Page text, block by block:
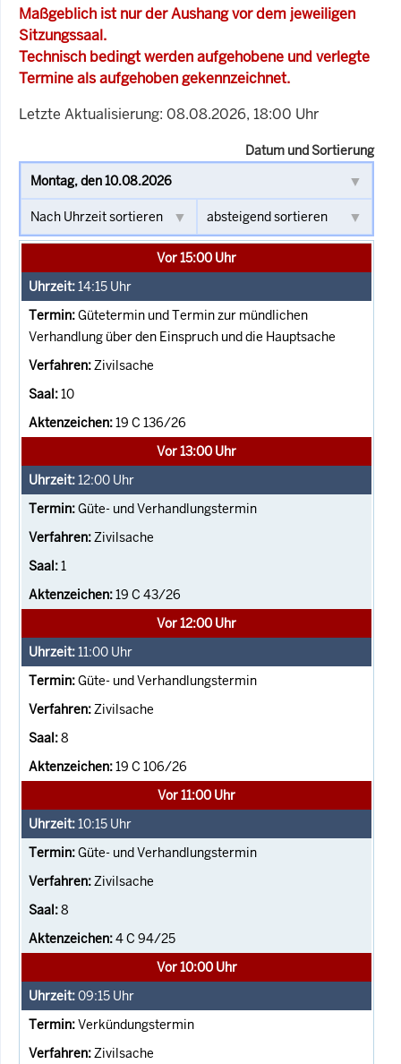
Maßgeblich ist nur der Aushang vor dem jeweiligen
Sitzungssaal.
Technisch bedingt werden aufgehobene und verlegte
Termine als aufgehoben gekennzeichnet.
Letzte Aktualisierung: 08.08.2026, 18:00 Uhr
Datum und Sortierung
Vor 15:00 Uhr
14:15 Uhr
Gütetermin und Termin zur mündlichen
Verhandlung über den Einspruch und die Hauptsache
Zivilsache
10
19 C 136/26
Vor 13:00 Uhr
12:00 Uhr
Güte- und Verhandlungstermin
Zivilsache
1
19 C 43/26
Vor 12:00 Uhr
11:00 Uhr
Güte- und Verhandlungstermin
Zivilsache
8
19 C 106/26
Vor 11:00 Uhr
10:15 Uhr
Güte- und Verhandlungstermin
Zivilsache
8
4 C 94/25
Vor 10:00 Uhr
09:15 Uhr
Verkündungstermin
Zivilsache